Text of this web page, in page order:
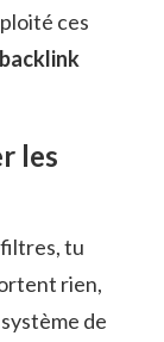
ces
les
filtres, tu
rien,
de